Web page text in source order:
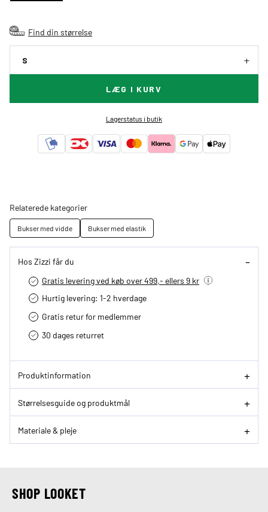
Find din størrelse
S
LÆG I KURV
Lagerstatus i butik
Relaterede kategorier
Bukser med vidde Bukser med elastik
Hos Zizzi får du
Gratis levering ved køb over 499,- ellers 9 kr
Hurtig levering­: 1-2 hverdage
Gratis retur for medlemmer
30 dages returret
Produktinformation
Størrelsesguide og produktmål
Materiale & pleje
SHOP LOOKET